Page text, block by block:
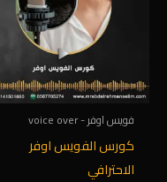
فويس اوفر - voice over
كورس الفويس اوفر
الاحترافي